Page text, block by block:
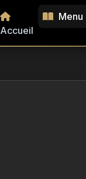
Accueil
Menu